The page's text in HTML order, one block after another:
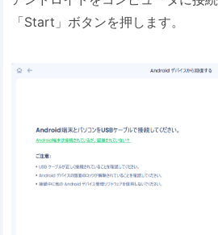
「Start」ボタンを押します。